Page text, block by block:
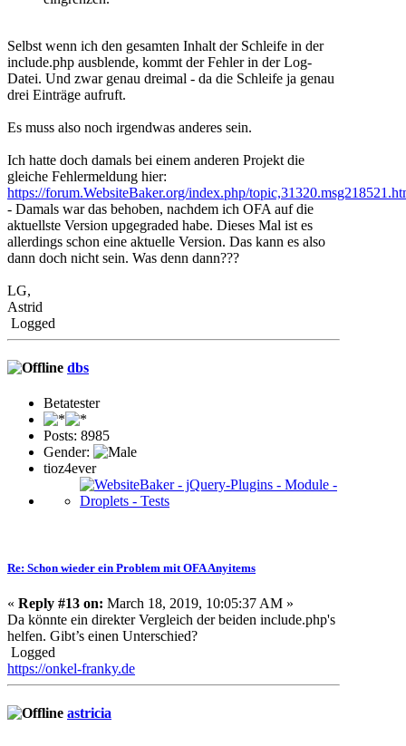
Selbst wenn ich den gesamten Inhalt der Schleife in der
include.php ausblende, kommt der Fehler in der Log-
Datei. Und zwar genau dreimal - da die Schleife ja genau
drei Einträge aufruft.
Es muss also noch irgendwas anderes sein.
Ich hatte doch damals bei einem anderen Projekt die
gleiche Fehlermeldung hier:
https://forum.WebsiteBaker.org/index.php/
- Damals war das behoben, nachdem ich OFA auf die
aktuellste Version upgegraded habe. Dieses Mal ist es
allerdings schon eine aktuelle Version. Das kann es also
dann doch nicht sein. Was denn dann???
LG,
Astrid
Logged
dbs
Betatester
Posts: 8985
Gender:
tioz4ever
Re: Schon wieder ein Problem mit OFA Anyitems
« Reply #13 on: March 18, 2019, 10:05:37 AM »
Da könnte ein direkter Vergleich der beiden include.php's
helfen. Gibt’s einen Unterschied?
Logged
https://onkel-franky.de
astricia